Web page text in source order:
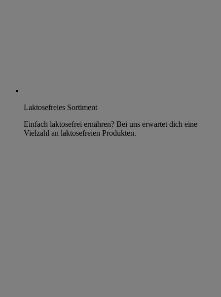
Laktosefreies Sortiment
Einfach laktosefrei ernähren? Bei uns erwartet dich eine
Vielzahl an laktosefreien Produkten.